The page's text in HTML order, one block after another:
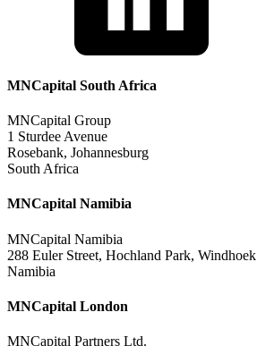
MNCapital South Africa
MNCapital Group
1 Sturdee Avenue
Rosebank, Johannesburg
South Africa
MNCapital Namibia
MNCapital Namibia
288 Euler Street, Hochland Park, Windhoek
Namibia
MNCapital London
MNCapital Partners Ltd.